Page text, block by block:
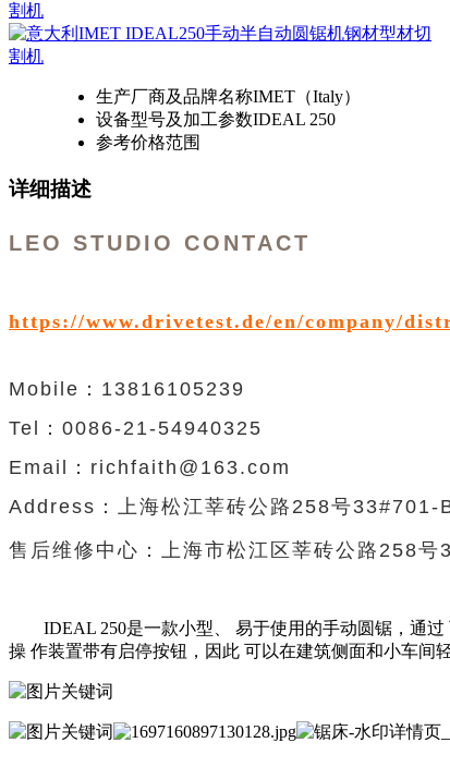
生产厂商及品牌名称IMET（Italy）
设备型号及加工参数IDEAL 250
参考价格范围
详细描述
LEO STUDIO CONTACT
https://www.drivetest.de/en/company/
Mobile：13816105239
Tel：0086-21-54940325
Email：richfaith@163.com
Address： 上海松江莘砖公路 258号33#701-
售后维修中心：上海市松江区莘砖公路258号
IDEAL 250是一款小型、 易于使用的手动圆锯，通过
操 作装置带有启停按钮，因此 可以在建筑侧面和小车间